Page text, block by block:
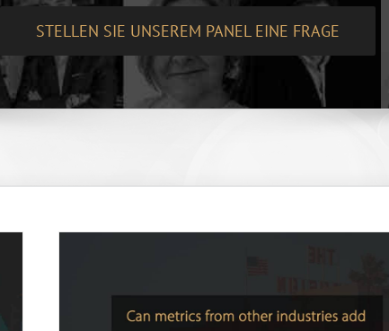
STELLEN SIE UNSEREM PANEL EINE FRAGE